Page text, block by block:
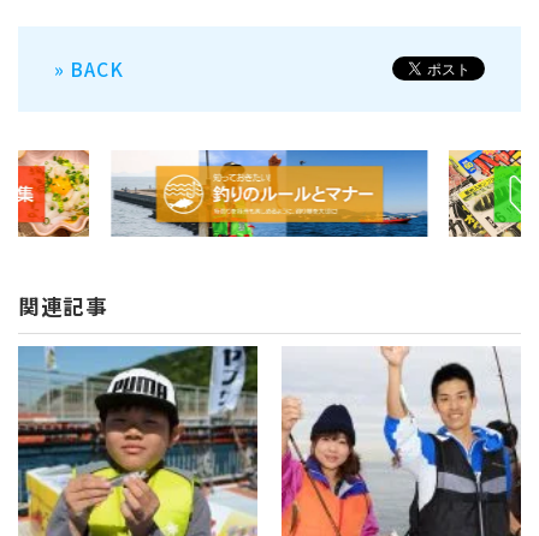
» BACK
関連記事